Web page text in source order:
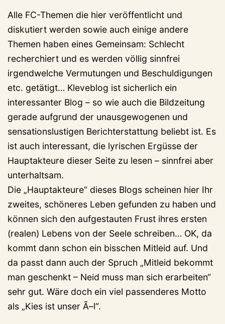
Alle FC-Themen die hier veröffentlicht und
diskutiert werden sowie auch einige andere
Themen haben eines Gemeinsam: Schlecht
recherchiert und es werden völlig sinnfrei
irgendwelche Vermutungen und Beschuldigungen
etc. getätigt… Kleveblog ist sicherlich ein
interessanter Blog – so wie auch die Bildzeitung
gerade aufgrund der unausgewogenen und
sensationslustigen Berichterstattung beliebt ist. Es
ist auch interessant, die lyrischen Ergüsse der
Hauptakteure dieser Seite zu lesen – sinnfrei aber
unterhaltsam.
Die „Hauptakteure“ dieses Blogs scheinen hier Ihr
zweites, schöneres Leben gefunden zu haben und
können sich den aufgestauten Frust ihres ersten
(realen) Lebens von der Seele schreiben… OK, da
kommt dann schon ein bisschen Mitleid auf. Und
da passt dann auch der Spruch „Mitleid bekommt
man geschenkt – Neid muss man sich erarbeiten“
sehr gut. Wäre doch ein viel passenderes Motto
als „Kies ist unser Ã–l“.